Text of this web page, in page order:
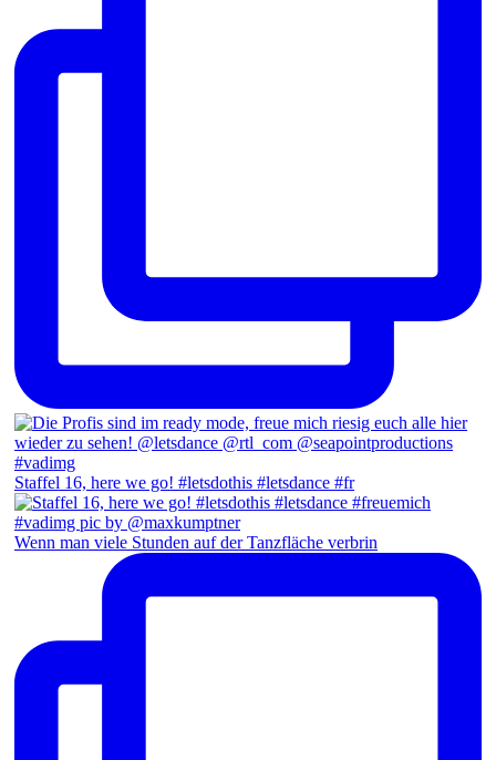
Staffel 16, here we go! #letsdothis #letsdance #fr
Wenn man viele Stunden auf der Tanzfläche verbrin